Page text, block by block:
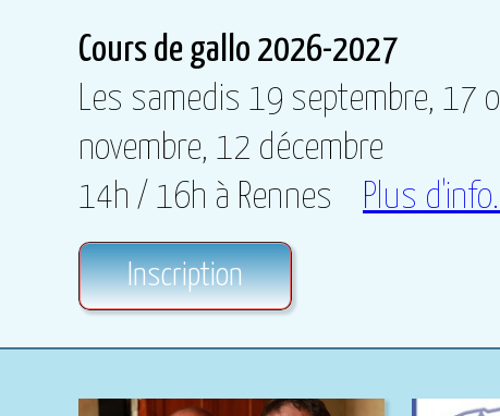
Cours de gallo 2026-2027
Les samedis 19 septembre, 17
novembre, 12 décembre
14h / 16h à Rennes Plus
Inscription